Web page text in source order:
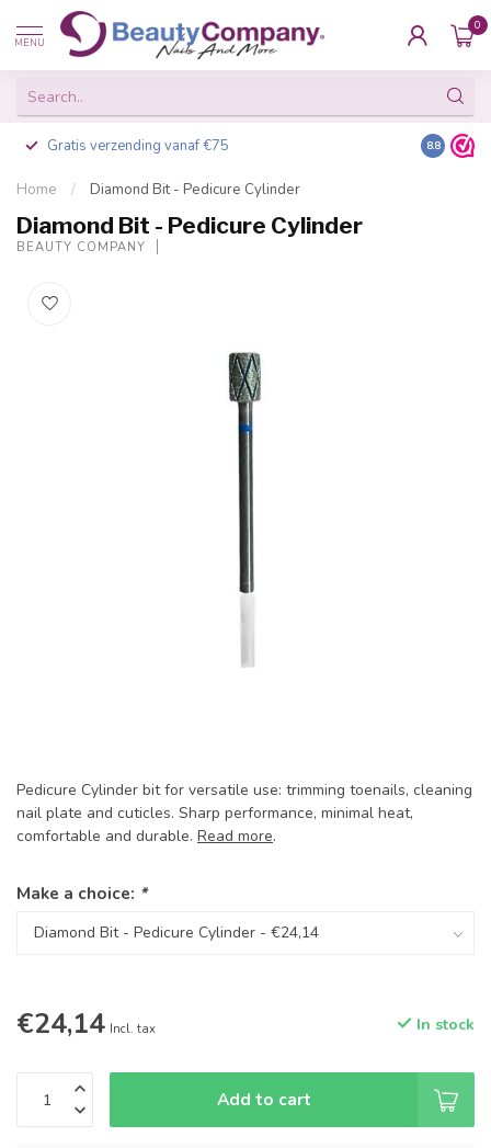
MENU
0
Gratis verzending vanaf €75 Besteld
8.8
Home / Diamond Bit - Pedicure Cylinder
Diamond Bit - Pedicure Cylinder
BEAUTY COMPANY
Pedicure Cylinder bit for versatile use: trimming toenails, cleaning
nail plate and cuticles. Sharp performance, minimal heat,
comfortable and durable. Read more.
Make a choice: *
€24,14 Incl. tax In stock
Add to cart